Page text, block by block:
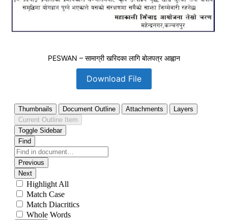
PESWAN – सामाग्री खरिदका लागि बोलपत्र आह्वान
Download File